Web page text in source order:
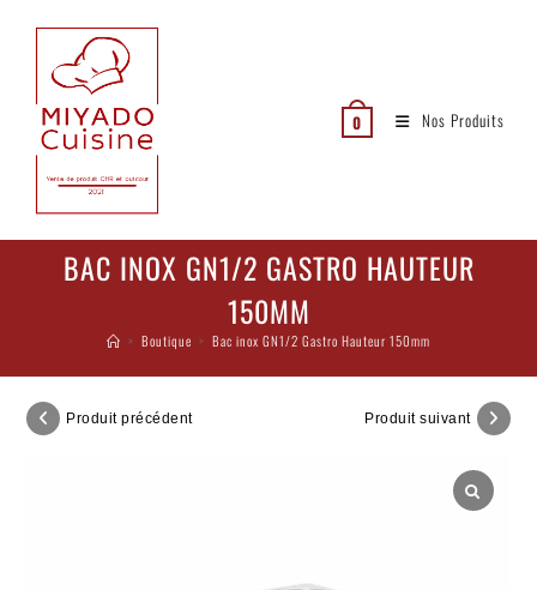
0 Nos Produits
BAC INOX GN1/2 GASTRO HAUTEUR
150MM
> Boutique > Bac inox GN1/2 Gastro Hauteur 150mm
Produit précédent Produit suivant